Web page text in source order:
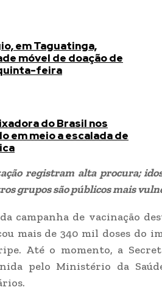
em Taguatinga,
móvel de doação de
feira
do Brasil nos
em meio a escalada de
registram alta procura;
grupos são públicos mais
campanha de vacinação
mais de 340 mil doses do
Até o momento, a
pelo Ministério da